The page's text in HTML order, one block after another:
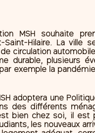
MSH souhaite
Saint-Hilaire. La ville
circulation
durable, plusieurs
exemple la
adoptera une
des différents
bien chez soi, il est
les nouveaux